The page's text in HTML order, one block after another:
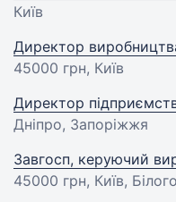
Київ
Директор
45000 грн, Київ
Директор
Дніпро, Запоріжжя
Завгосп, керуючий
45000 грн, Київ,